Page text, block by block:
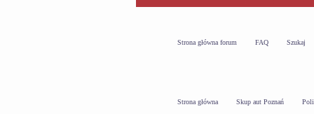
Strona główna forum FAQ Szukaj
Strona główna Skup aut Poznań